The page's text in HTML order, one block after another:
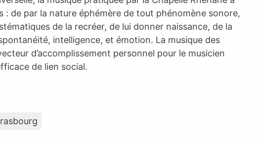
: de par la nature éphémère de tout phénomène sonore,
de la recréer, de lui donner naissance, de la
intelligence, et émotion. La musique des
d’accomplissement personnel pour le musicien
de lien social.